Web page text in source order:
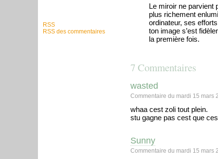
RSS
RSS des commentaires
Le miroir ne parvient
plus richement
ordinateur, ses
ton image s’est
la première fois.
7 Commentaires
wasted
Commentaire du mardi 15 mars
whaa cest zoli tout plein.
stu gagne pas cest que
Sunny
Commentaire du mardi 15 mars